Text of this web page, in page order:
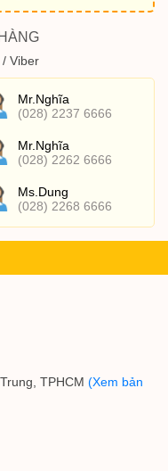
Viber
Mr.Nghĩa
(028) 2237 6666
Mr.Nghĩa
(028) 2262 6666
Ms.Dung
(028) 2268 6666
TPHCM (Xem bản